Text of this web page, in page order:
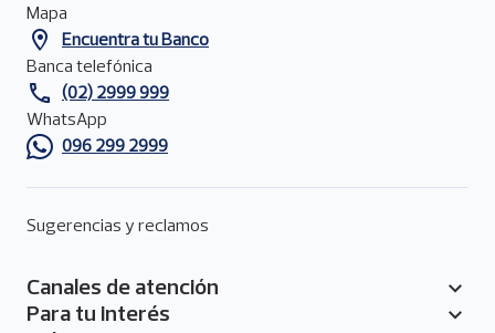
pie
de
página
Encuentra tu Banco
Mapa
(02) 2999 999
Banca telefónica
096 299 2999
WhatsApp
Sugerencias y reclamos
Pie
de
Canales de atención
Para tu interés